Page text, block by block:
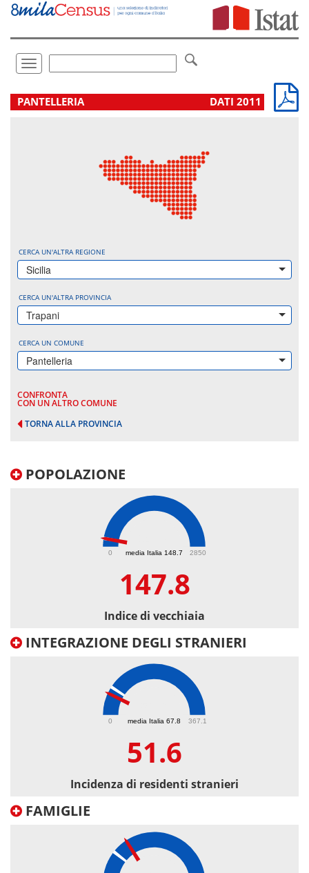
Vai
direttamente
Toggle
navigation
.
PANTELLERIA DATI 2011
CERCA UN'ALTRA REGIONE
Sicilia
CERCA UN'ALTRA PROVINCIA
Trapani
CERCA UN COMUNE
Pantelleria
CONFRONTA
CON UN ALTRO COMUNE
TORNA ALLA PROVINCIA
POPOLAZIONE
media Italia 148.7
0 2850
147.8
Indice di vecchiaia
INTEGRAZIONE DEGLI STRANIERI
media Italia 67.8
0 367.1
51.6
Incidenza di residenti stranieri
FAMIGLIE